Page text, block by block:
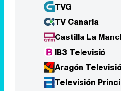
TVG
TV Canaria
Castilla La
IB3 Televisió
Aragón
Televisión